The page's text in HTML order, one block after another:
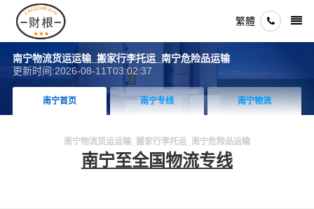
繁體
南宁物流货运运输_搬家行李托运_南宁危险品运输
更新时间:2026-08-11T03:02:37
南宁首页 南宁专线 南宁物流
南宁物流货运运输_搬家行李托运_南宁危险品运输
南宁至全国物流专线